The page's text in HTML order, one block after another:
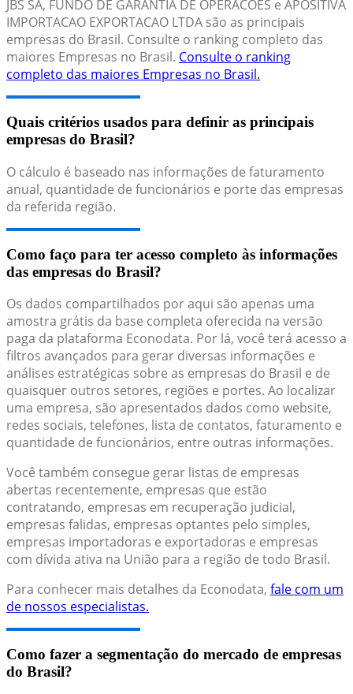
JBS SA, FUNDO DE GARANTIA DE OPERACOES e APOSITIVA
IMPORTACAO EXPORTACAO LTDA são as principais
empresas do Brasil. Consulte o ranking completo das
maiores Empresas no Brasil. Consulte o ranking
completo das maiores Empresas no Brasil.
Quais critérios usados para definir as principais
empresas do Brasil?
O cálculo é baseado nas informações de faturamento
anual, quantidade de funcionários e porte das empresas
da referida região.
Como faço para ter acesso completo às informações
das empresas do Brasil?
Os dados compartilhados por aqui são apenas uma
amostra grátis da base completa oferecida na versão
paga da plataforma Econodata. Por lá, você terá acesso a
filtros avançados para gerar diversas informações e
análises estratégicas sobre as empresas do Brasil e de
quaisquer outros setores, regiões e portes. Ao localizar
uma empresa, são apresentados dados como website,
redes sociais, telefones, lista de contatos, faturamento e
quantidade de funcionários, entre outras informações.
Você também consegue gerar listas de empresas
abertas recentemente, empresas que estão
contratando, empresas em recuperação judicial,
empresas falidas, empresas optantes pelo simples,
empresas importadoras e exportadoras e empresas
com dívida ativa na União para a região de todo Brasil.
Para conhecer mais detalhes da Econodata, fale com um
de nossos especialistas.
Como fazer a segmentação do mercado de empresas
do Brasil?